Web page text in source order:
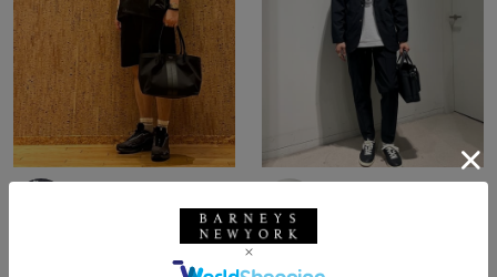
バーニーズ ニューヨー